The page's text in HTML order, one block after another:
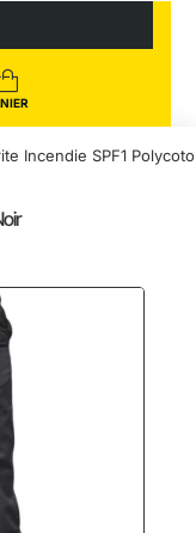
Incendie SPF1